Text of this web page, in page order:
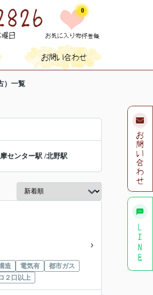
0
）一覧
センター駅 /北野駅
造 電気有
都市ガス
２口以上